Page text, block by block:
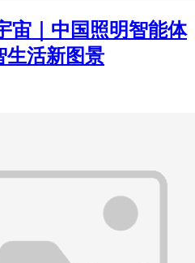
宙｜中国照明智能体
生活新图景